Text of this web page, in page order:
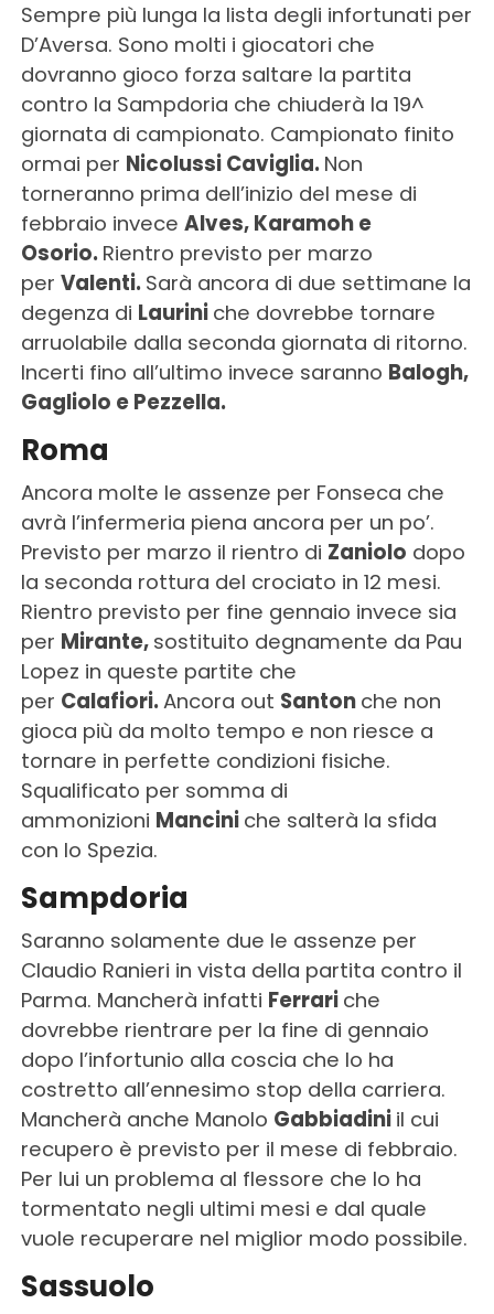
Sempre più lunga la lista degli infortunati per
D’Aversa. Sono molti i giocatori che
dovranno gioco forza saltare la partita
contro la Sampdoria che chiuderà la 19^
giornata di campionato. Campionato finito
ormai per Nicolussi Caviglia. Non
torneranno prima dell’inizio del mese di
febbraio invece Alves, Karamoh e
Osorio. Rientro previsto per marzo
per Valenti. Sarà ancora di due settimane la
degenza di Laurini che dovrebbe tornare
arruolabile dalla seconda giornata di ritorno.
Incerti fino all’ultimo invece saranno Balogh,
Gagliolo e Pezzella.
Roma
Ancora molte le assenze per Fonseca che
avrà l’infermeria piena ancora per un po’.
Previsto per marzo il rientro di Zaniolo dopo
la seconda rottura del crociato in 12 mesi.
Rientro previsto per fine gennaio invece sia
per Mirante, sostituito degnamente da Pau
Lopez in queste partite che
per Calafiori. Ancora out Santon che non
gioca più da molto tempo e non riesce a
tornare in perfette condizioni fisiche.
Squalificato per somma di
ammonizioni Mancini che salterà la sfida
con lo Spezia.
Sampdoria
Saranno solamente due le assenze per
Claudio Ranieri in vista della partita contro il
Parma. Mancherà infatti Ferrari che
dovrebbe rientrare per la fine di gennaio
dopo l’infortunio alla coscia che lo ha
costretto all’ennesimo stop della carriera.
Mancherà anche Manolo Gabbiadini il cui
recupero è previsto per il mese di febbraio.
Per lui un problema al flessore che lo ha
tormentato negli ultimi mesi e dal quale
vuole recuperare nel miglior modo possibile.
Sassuolo